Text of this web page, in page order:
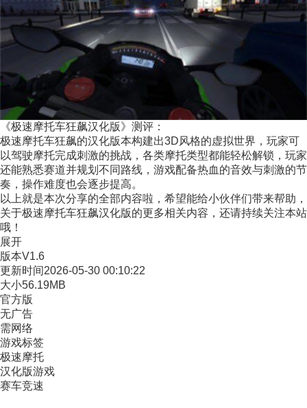
《极速摩托车狂飙汉化版》测评：
极速摩托车狂飙的汉化版本构建出3D风格的虚拟世界，玩家可
以驾驶摩托完成刺激的挑战，各类摩托类型都能轻松解锁，玩家
还能熟悉赛道并规划不同路线，游戏配备热血的音效与刺激的节
奏，操作难度也会逐步提高。
以上就是本次分享的全部内容啦，希望能给小伙伴们带来帮助，
关于极速摩托车狂飙汉化版的更多相关内容，还请持续关注本站
哦！
展开
版本V1.6
更新时间2026-05-30 00:10:22
大小56.19MB
官方版
无广告
需网络
游戏标签
极速摩托
汉化版游戏
赛车竞速